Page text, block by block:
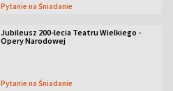
Pytanie na Śniadanie
Jubileusz 200-lecia Teatru Wielkiego -
Opery Narodowej
Pytanie na Śniadanie